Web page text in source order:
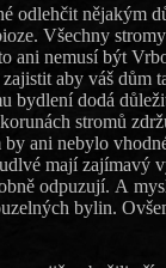
Všechny
bydlení dodá
stromů zdržuje.
vhodné se ho
vynález - vonné tyčinky -